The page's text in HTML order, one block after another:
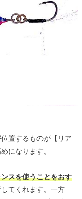
置するものが【リア
になります。
スを使うことをおす
てくれます。一方